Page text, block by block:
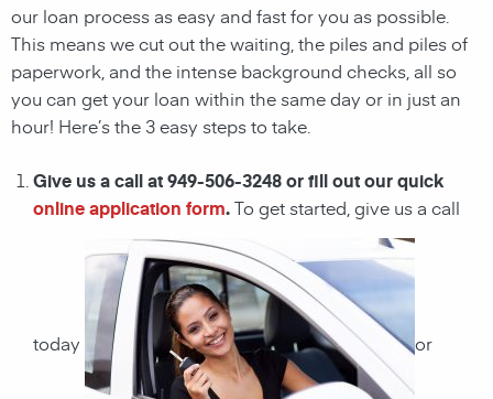
our loan process as easy and fast for you as possible.
This means we cut out the waiting, the piles and piles of
paperwork, and the intense background checks, all so
you can get your loan within the same day or in just an
hour! Here’s the 3 easy steps to take.
Give us a call at 949-506-3248 or fill out our quick
online application form.To get started, give us a call
today or